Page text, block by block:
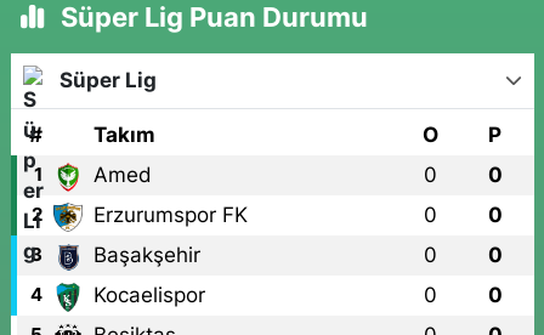
Süper Lig Puan Durumu
Süper Lig
# Takım O P
1 Amed 0 0
2 Erzurumspor FK 0 0
3 Başakşehir 0 0
4 Kocaelispor 0 0